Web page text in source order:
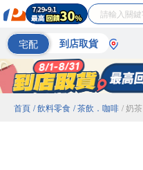
宅配 到店取貨
首頁 / 飲料零食 / 茶飲．咖啡 / 奶茶